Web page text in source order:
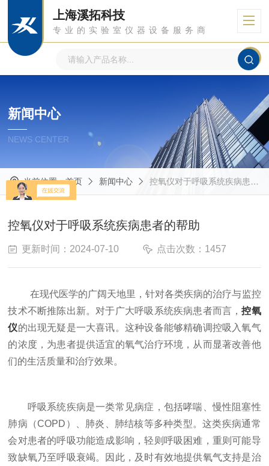
上海溪拓科技
专业的实验室仪器设备服务商
新闻中心
NEWS CENTER
当前位置：首页 新闻中心 控氧仪对于呼吸系统疾病患者的帮助
控氧仪对于呼吸系统疾病患者的帮助
更新时间：2024-07-10 点击次数：1457
在现代医学的广阔天地里，针对各类疾病的治疗与监控
技术不断推陈出新。对于广大呼吸系统疾病患者而言，控氧
仪的出现无疑是一大喜讯。这种设备能够精确调控吸入氧气
的浓度，为患者提供适宜的氧气治疗环境，从而显著改善他
们的生活质量和治疗效果。
呼吸系统疾病是一类常见病症，包括哮喘、慢性阻塞性
肺病（COPD）、肺炎、肺结核等多种类型。这类疾病通常
会对患者的呼吸功能造成影响，轻则呼吸困难，重则可能导
致缺氧乃至呼吸衰竭。因此，及时有效地提供氧气支持是治